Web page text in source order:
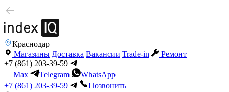
Краснодар
Магазины Доставка Вакансии Trade-in
Ремонт
+7 (861) 203-39-59
Max
Telegram
WhatsApp
+7 (861) 203-39-59
Позвонить